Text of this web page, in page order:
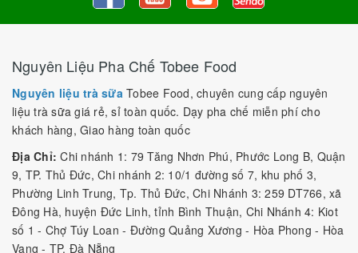
Nguyên Liệu Pha Chế Tobee Food
Nguyên liệu trà sữa Tobee Food, chuyên cung cấp nguyên
liệu trà sữa giá rẻ, sỉ toàn quốc. Dạy pha chế miễn phí cho
khách hàng, Giao hàng toàn quốc
Địa Chỉ: Chi nhánh 1: 79 Tăng Nhơn Phú, Phước Long B, Quận
9, TP. Thủ Đức, Chi nhánh 2: 10/1 đường số 7, khu phố 3,
Phường Linh Trung, Tp. Thủ Đức, Chi Nhánh 3: 259 DT766, xã
Đông Hà, huyện Đức Linh, tỉnh Bình Thuận, Chi Nhánh 4: Kiot
số 1 - Chợ Túy Loan - Đường Quảng Xương - Hòa Phong - Hòa
Vang - TP. Đà Nẵng